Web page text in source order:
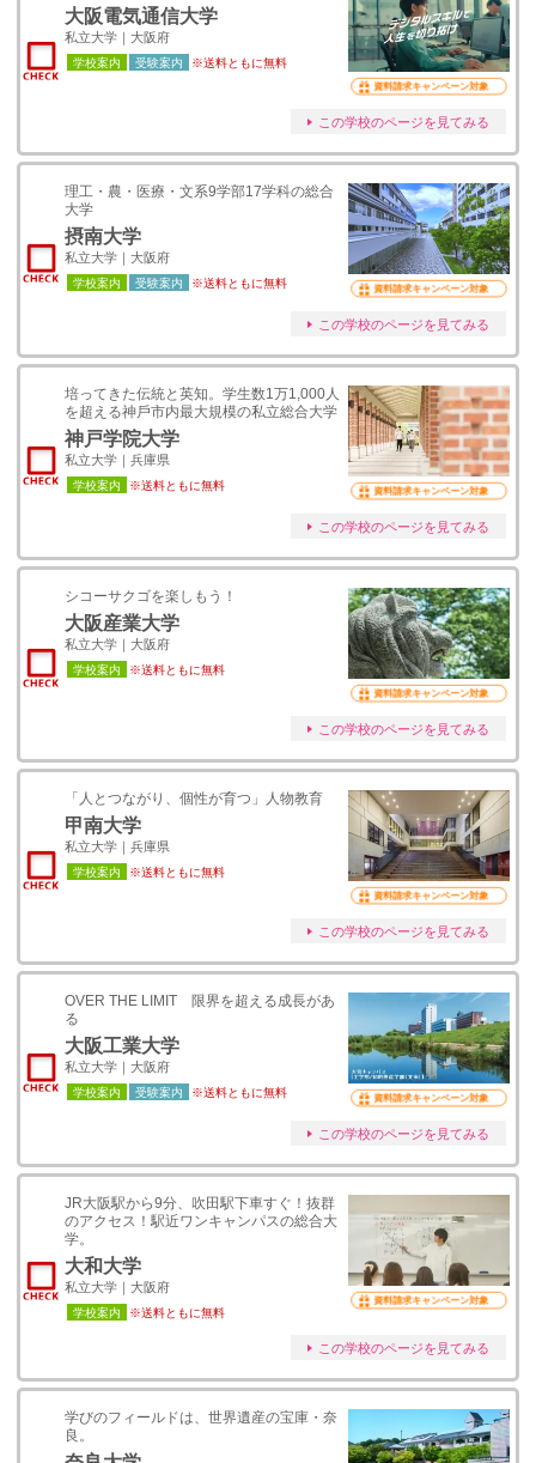
大阪電気通信大学
私立大学｜大阪府
学校案内 受験案内 ※送料ともに無料
資料請求キャンペーン対象
この学校のページを見てみる
理工・農・医療・文系9学部17学科の総合
大学
摂南大学
私立大学｜大阪府
学校案内 受験案内 ※送料ともに無料 資料請求キャンペーン対象
この学校のページを見てみる
培ってきた伝統と英知。学⽣数1万1,000⼈
を超える神⼾市内最⼤規模の私立総合⼤学
神戸学院大学
私立大学｜兵庫県
学校案内 ※送料ともに無料 資料請求キャンペーン対象
この学校のページを見てみる
シコーサクゴを楽しもう！
大阪産業大学
私立大学｜大阪府
学校案内 ※送料ともに無料
資料請求キャンペーン対象
この学校のページを見てみる
「人とつながり、個性が育つ」人物教育
甲南大学
私立大学｜兵庫県
学校案内 ※送料ともに無料
資料請求キャンペーン対象
この学校のページを見てみる
OVER THE LIMIT 限界を超える成長があ
る
大阪工業大学
私立大学｜大阪府
学校案内 受験案内 ※送料ともに無料 資料請求キャンペーン対象
この学校のページを見てみる
JR大阪駅から9分、吹田駅下車すぐ！抜群
のアクセス！駅近ワンキャンパスの総合大
学。
大和大学
私立大学｜大阪府
学校案内 ※送料ともに無料
資料請求キャンペーン対象
この学校のページを見てみる
学びのフィールドは、世界遺産の宝庫・奈
良。